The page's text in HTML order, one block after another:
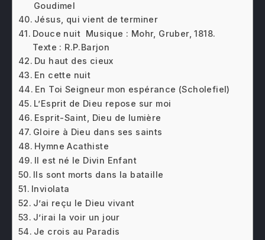
Goudimel
Jésus, qui vient de terminer
Douce nuit Musique : Mohr, Gruber, 1818.
Texte : R.P.Barjon
Du haut des cieux
En cette nuit
En Toi Seigneur mon espérance (Scholefiel)
L’Esprit de Dieu repose sur moi
Esprit-Saint, Dieu de lumière
Gloire à Dieu dans ses saints
Hymne Acathiste
Il est né le Divin Enfant
Ils sont morts dans la bataille
Inviolata
J’ai reçu le Dieu vivant
J’irai la voir un jour
Je crois au Paradis